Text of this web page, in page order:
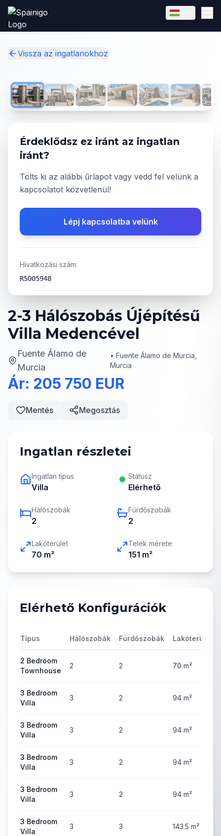
Skip to main content
Vissza az ingatlanokhoz
2-3 Hálószobás Újépítésű
Villa Medencével
Fuente Álamo de
Murcia
•Fuente Álamo de Murcia,
Murcia
Ár: 205 750 EUR
Mentés Megosztás
Ingatlan részletei
Ingatlan típus
Villa
Státusz
Elérhető
Hálószobák
2
Fürdőszobák
2
Lakóterület
70 m²
Telek mérete
151 m²
Elérhető Konfigurációk
Típus Hálószobák Fürdőszobák Lakóterület
2 Bedroom
Townhouse
2 2 70 m²
3 Bedroom
Villa
3 2 94 m²
3 Bedroom
Villa
3 2 94 m²
3 Bedroom
Villa
3 2 94 m²
3 Bedroom
Villa
3 2 94 m²
3 Bedroom
Villa
3 3 143.5 m²
Érdeklődsz ez iránt az ingatlan
iránt?
Tölts ki az alábbi űrlapot vagy vedd fel velünk a
kapcsolatot közvetlenül!
Lépj kapcsolatba velünk
Hivatkozási szám:
R5005948